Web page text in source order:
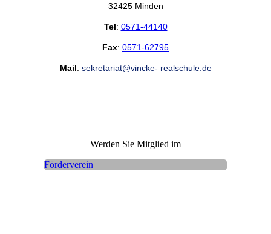
32425 Minden
Tel: 0571-44140
Fax: 0571-62795
Mail: sekretariat@vincke- realschule.de
Werden Sie Mitglied im
Förderverein